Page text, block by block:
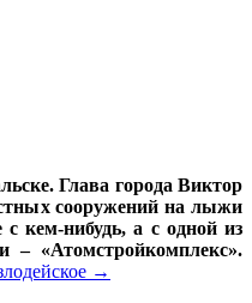
Глава города Виктор
сооружений на лыжи
кем-нибудь, а с одной из
– «Атомстройкомплекс».
→